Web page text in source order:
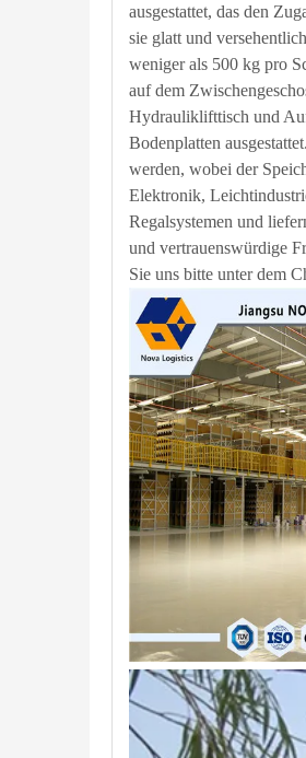
ausgestattet, das den
sie glatt und
weniger als 500 kg pro
auf dem
Hydrauliklifttisch und
Bodenplatten
werden, wobei der
Elektronik,
Regalsystemen und
und vertrauenswürdige
Sie uns bitte unter dem